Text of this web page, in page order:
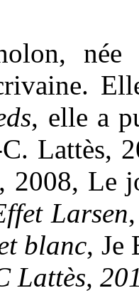
, elle a
Lattès,
2008, Le
Larsen
blanc, Je
Lattès,